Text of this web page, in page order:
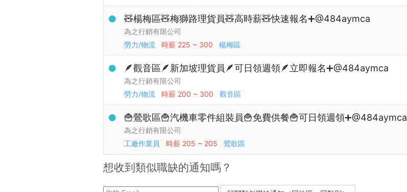
🧸楊梅區🧸梅獅路理貨員🧸高時薪🧸快速報名➕@484aymca
為之行銷有限公司
勞力/物流
時薪 225 ~ 300 楊梅區
🪶觀音區🪶新加坡理貨員🪶可日領週領🪶立即報名➕@484aymca
為之行銷有限公司
勞力/物流
時薪 200 ~ 300 觀音區
🍟鶯歌區🍟汽機車零件組裝員🍟免費供餐🍟可日領週領➕@484aymca
為之行銷有限公司
工廠作業員
時薪 205 ~ 205 鶯歌區
想收到類似職缺的通知嗎？